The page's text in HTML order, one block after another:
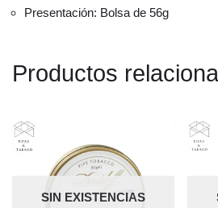
Presentación: Bolsa de 56g
Productos
SIN EXISTENCIAS